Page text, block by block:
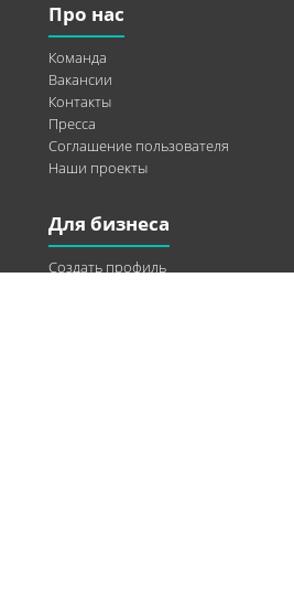
Про нас
Команда
Вакансии
Контакты
Пресса
Соглашение пользователя
Наши проекты
Для бизнеса
Создать профиль